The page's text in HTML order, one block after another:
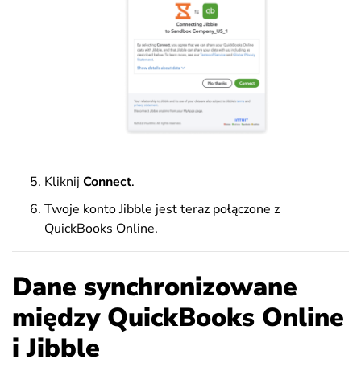
Kliknij Connect.
Twoje konto Jibble jest teraz połączone z
QuickBooks Online.
Dane synchronizowane
między QuickBooks Online
i Jibble